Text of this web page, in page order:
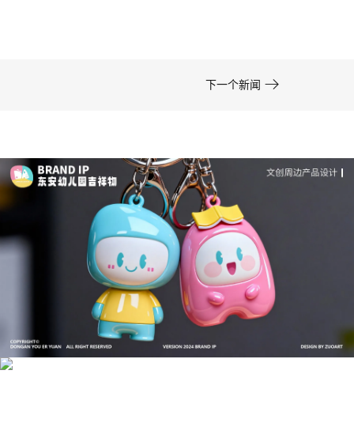
下一个新闻 
成功案例：品牌IP设计的视觉体系 | IP设计公司-佐
案设计